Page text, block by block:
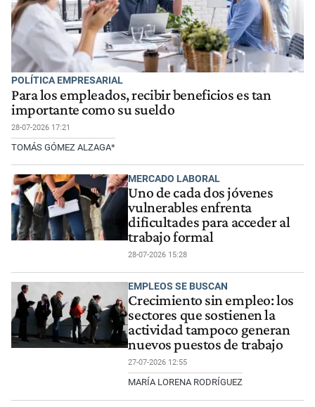
POLÍTICA EMPRESARIAL
Para los empleados, recibir beneficios es tan
importante como su sueldo
28-07-2026 17:21
TOMÁS GÓMEZ ALZAGA*
MERCADO LABORAL
Uno de cada dos jóvenes
vulnerables enfrenta
dificultades para acceder al
trabajo formal
28-07-2026 15:28
EMPLEOS SE BUSCAN
Crecimiento sin empleo: los
sectores que sostienen la
actividad tampoco generan
nuevos puestos de trabajo
27-07-2026 12:55
MARÍA LORENA RODRÍGUEZ